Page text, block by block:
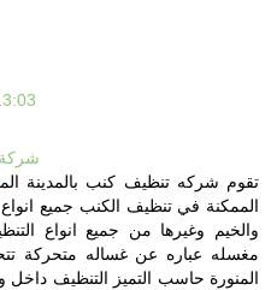
شركة
تقوم شركه تنظيف كنب بالمدينة
الممكنة في تنظيف الكنب جميع
والخيم وغيرها من جميع انواع
مغسله عباره عن غساله متحركة
المنورة حاسب التميز التنظيف